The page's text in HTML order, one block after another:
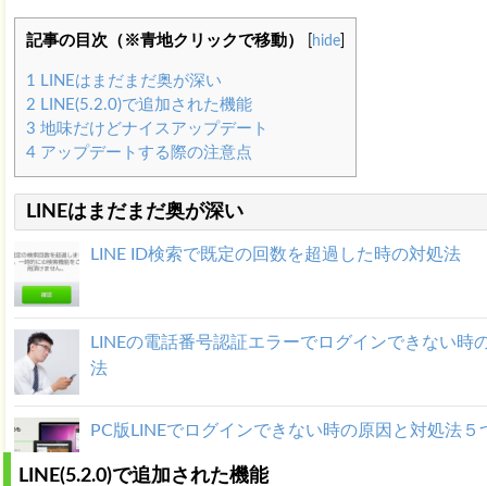
記事の目次（※青地クリックで移動） hide]
1 LINEはまだまだ奥が深い
2 LINE(5.2.0)で追加された機能
3 地味だけどナイスアップデート
4アップデートする際の注意点
LINEはまだまだ奥が深い
LINE ID検索で既定の回数を超過した時の対処法
LINEの電話番号認証エラーでログインできない時
法
PC版LINEでログインできない時の原因と対処法５
LINE(5.2.0)で追加された機能